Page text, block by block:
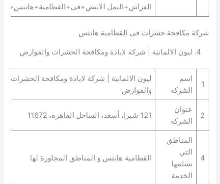
الفراش+النمل الابيض+في+القطامية+هايتس+”.
شركة مكافحة حشرات في القطامية هايتس
4. ليون الالمانية | شركة لابادة ومكافحة الحشرات والقوارض
1
اسم
الشركة
ليون الالمانية | شركة لابادة ومكافحة الحشرات
والقوارض
2
عنوان
الشركة
121 شبرا، أسعد، الساحل القاهرة، 11672
4
المناطق
التي
تشلمها
الخدمة
القطامية هايتس و المناطق المجاورة لها